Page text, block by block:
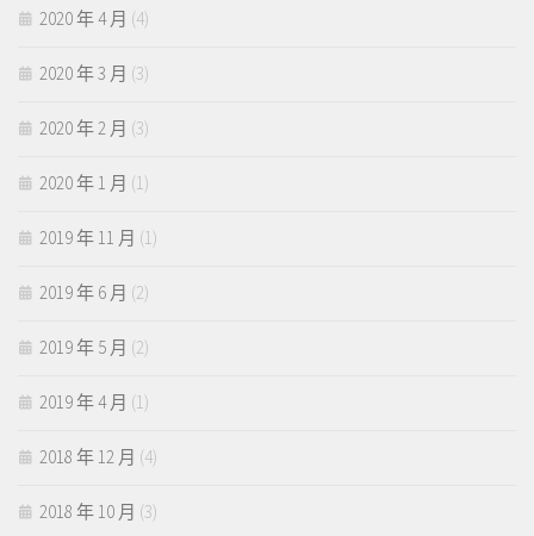
2020 年 4 月 (4)
2020 年 3 月 (3)
2020 年 2 月 (3)
2020 年 1 月 (1)
2019 年 11 月 (1)
2019 年 6 月 (2)
2019 年 5 月 (2)
2019 年 4 月 (1)
2018 年 12 月 (4)
2018 年 10 月 (3)